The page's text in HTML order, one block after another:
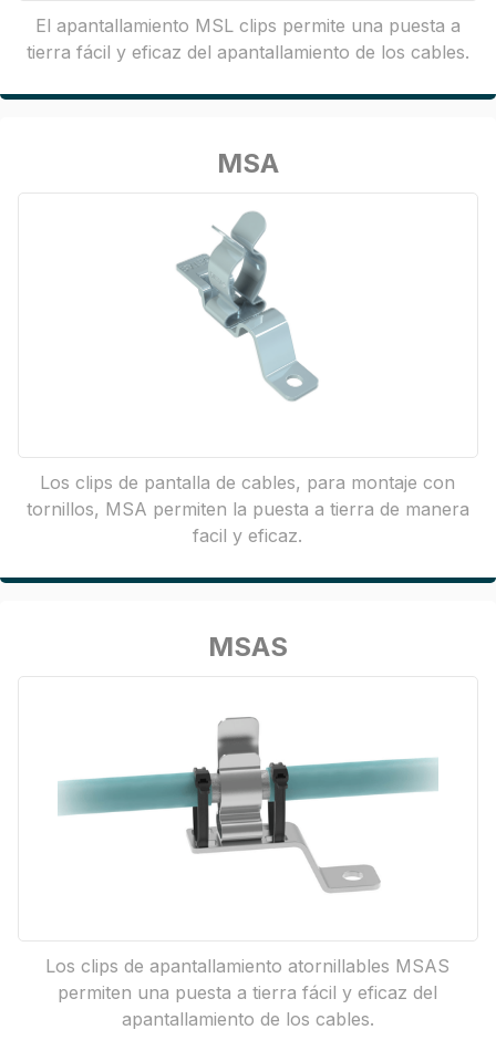
El apantallamiento MSL clips permite una puesta a
tierra fácil y eficaz del apantallamiento de los cables.
MSA
Los clips de pantalla de cables, para montaje con
tornillos, MSA permiten la puesta a tierra de manera
facil y eficaz.
MSAS
Los clips de apantallamiento atornillables MSAS
permiten una puesta a tierra fácil y eficaz del
apantallamiento de los cables.